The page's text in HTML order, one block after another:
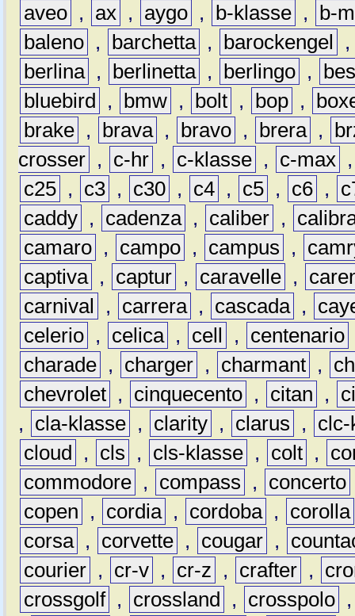
aveo , ax , aygo , b-klasse ,
b-
baleno , barchetta , barockengel
berlina , berlinetta , berlingo ,
bluebird
, bmw , bolt , bop ,
brake , brava , bravo , brera ,
crosser , c-hr , c-klasse , c-max
c25 , c3 , c30 , c4 , c5 , c6 ,
caddy , cadenza , caliber ,
camaro , campo , campus ,
captiva , captur , caravelle ,
carnival
, carrera , cascada ,
celerio , celica , cell , centenario
charade , charger , charmant ,
chevrolet , cinquecento , citan ,
,
cla-klasse , clarity , clarus ,
clc-
cloud
, cls , cls-klasse , colt ,
commodore , compass , concerto
copen
, cordia , cordoba ,
corolla
corsa , corvette , cougar ,
courier , cr-v , cr-z , crafter ,
crossgolf , crossland , crosspolo